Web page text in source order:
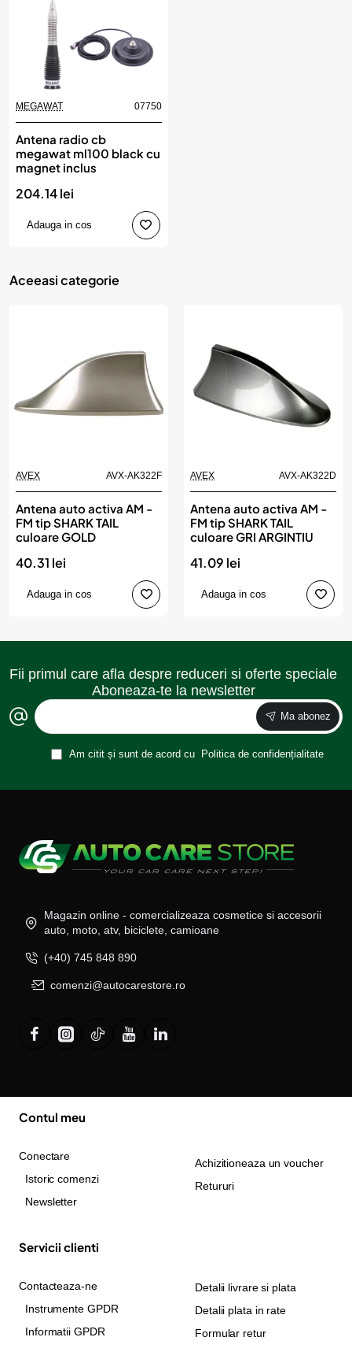
MEGAWAT 07750
Antena radio cb
megawat ml100 black cu
magnet inclus
204.14 lei
Adauga in cos
Aceeasi categorie
AVEX AVX-AK322F
Antena auto activa AM -
FM tip SHARK TAIL
culoare GOLD
40.31 lei
Adauga in cos
AVEX AVX-AK322D
Antena auto activa AM -
FM tip SHARK TAIL
culoare GRI ARGINTIU
41.09 lei
Adauga in cos
Fii primul care afla despre reduceri si oferte speciale
Aboneaza-te la newsletter
Ma abonez
Am citit și sunt de acord cu Politica de confidențialitate
Magazin online - comercializeaza cosmetice si accesorii
auto, moto, atv, biciclete, camioane
(+40) 745 848 890
comenzi@autocarestore.ro
Contul meu
Conectare
Istoric comenzi
Newsletter
Achizitioneaza un voucher
Retururi
Servicii clienti
Contacteaza-ne
Instrumente GPDR
Informatii GPDR
Detalii livrare si plata
Detalii plata in rate
Formular retur